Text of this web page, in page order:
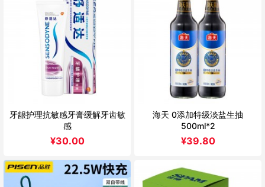
牙龈护理抗敏感牙膏缓解牙齿敏
感
¥30.00
海天 0添加特级淡盐生抽
500ml*2
¥39.80